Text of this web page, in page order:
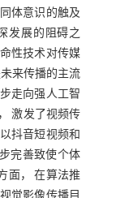
体意识的触及
发展的阻碍之
性技术对传媒
来传播的主流
走向强人工智
激发了视频传
抖音短视频和
完善致使个体
面， 在算法推